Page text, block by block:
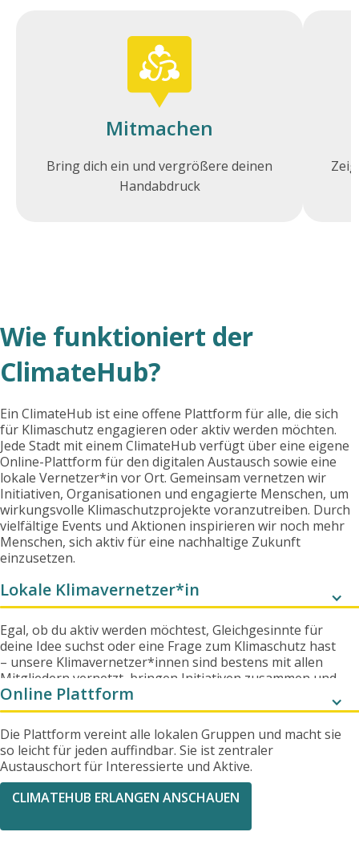
Mitmachen
Bring dich ein und vergrößere deinen
Handabdruck
Wie funktioniert der
ClimateHub?
Ein ClimateHub ist eine offene Plattform für alle, die sich
für Klimaschutz engagieren oder aktiv werden möchten.
Jede Stadt mit einem ClimateHub verfügt über eine eigene
Online-Plattform für den digitalen Austausch sowie eine
lokale Vernetzer*in vor Ort. Gemeinsam vernetzen wir
Initiativen, Organisationen und engagierte Menschen, um
wirkungsvolle Klimaschutzprojekte voranzutreiben. Durch
vielfältige Events und Aktionen inspirieren wir noch mehr
Menschen, sich aktiv für eine nachhaltige Zukunft
einzusetzen.
Lokale Klimavernetzer*in
Egal, ob du aktiv werden möchtest, Gleichgesinnte für
deine Idee suchst oder eine Frage zum Klimaschutz hast
– unsere Klimavernetzer*innen sind bestens mit allen
Mitgliedern vernetzt, bringen Initiativen zusammen und
setzen neue Klimaschutzprojekte in Bewegung. Falls du
auf dem ClimateHub einmal nicht fündig wirst, kannst du
dich jederzeit an sie wenden – sie unterstützen dich
gerne!
Online Plattform
Die Plattform vereint alle lokalen Gruppen und macht sie
so leicht für jeden auffindbar. Sie ist zentraler
Austauschort für Interessierte und Aktive.
CLIMATEHUB ERLANGEN ANSCHAUEN